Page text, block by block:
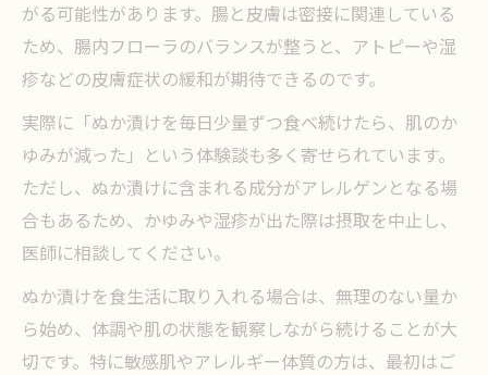
がる可能性があります。腸と皮膚は密接に関連している
ため、腸内フローラのバランスが整うと、アトピーや湿
疹などの皮膚症状の緩和が期待できるのです。
実際に「ぬか漬けを毎日少量ずつ食べ続けたら、肌のか
ゆみが減った」という体験談も多く寄せられています。
ただし、ぬか漬けに含まれる成分がアレルゲンとなる場
合もあるため、かゆみや湿疹が出た際は摂取を中止し、
医師に相談してください。
ぬか漬けを食生活に取り入れる場合は、無理のない量か
ら始め、体調や肌の状態を観察しながら続けることが大
切です。特に敏感肌やアレルギー体質の方は、最初はご